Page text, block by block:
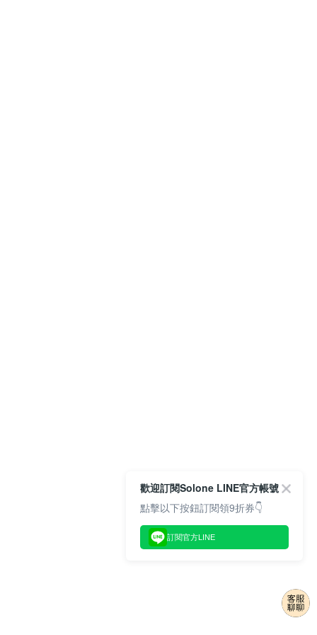
歡迎訂閱Solone LINE官方帳號
點擊以下按鈕訂閱領9折券👇
訂閱官方LINE